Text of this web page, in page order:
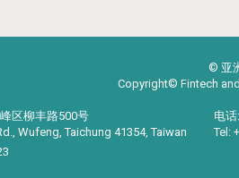
© 亚
Copyright© Fintech
区柳丰路500号
Wufeng, Taichung 41354, Taiwan
电
Tel: